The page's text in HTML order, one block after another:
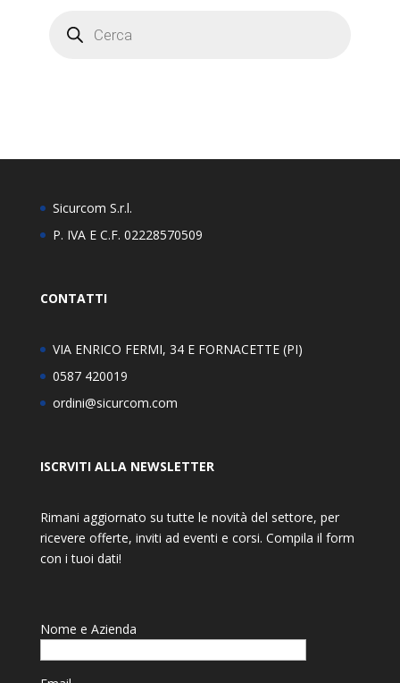
search
Sicurcom S.r.l.
P. IVA E C.F. 02228570509
CONTATTI
VIA ENRICO FERMI, 34 E FORNACETTE (PI)
0587 420019
ordini@sicurcom.com
ISCRVITI ALLA NEWSLETTER
Rimani aggiornato su tutte le novità del settore, per
ricevere offerte, inviti ad eventi e corsi. Compila il form
con i tuoi dati!
Nome e Azienda